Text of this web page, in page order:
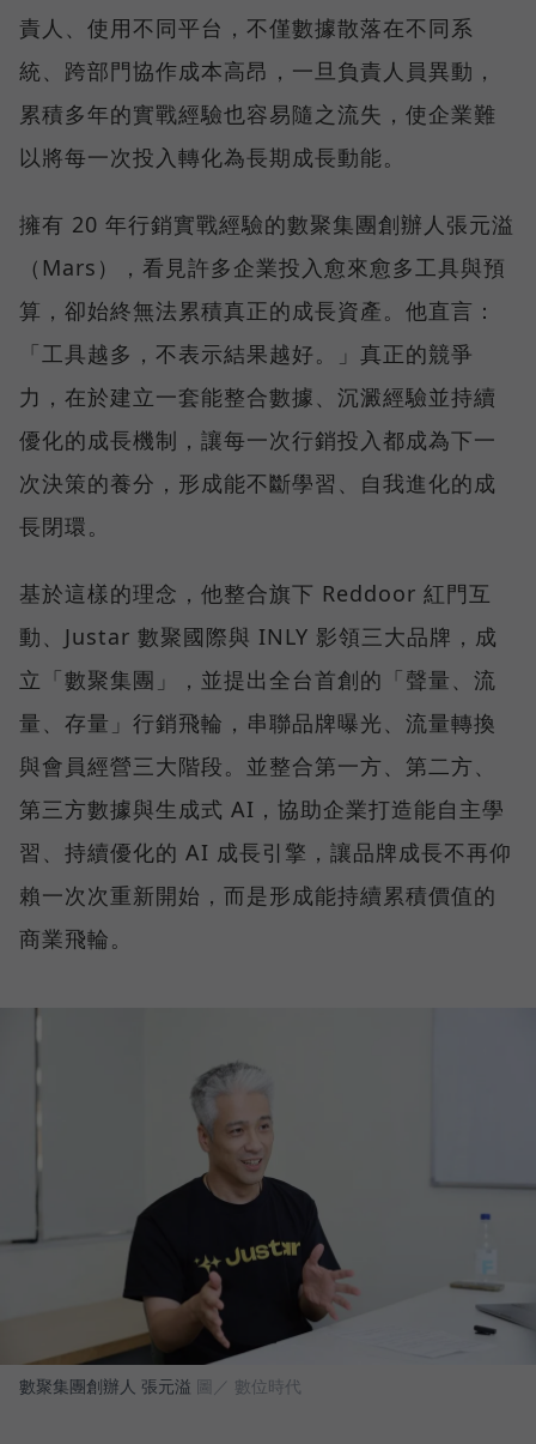
責人、使用不同平台，不僅數據散落在不同系
統、跨部門協作成本高昂，一旦負責人員異動，
累積多年的實戰經驗也容易隨之流失，使企業難
以將每一次投入轉化為長期成長動能。
擁有 20 年行銷實戰經驗的數聚集團創辦人張元溢
（Mars），看見許多企業投入愈來愈多工具與預
算，卻始終無法累積真正的成長資產。他直言：
「工具越多，不表示結果越好。」真正的競爭
力，在於建立一套能整合數據、沉澱經驗並持續
優化的成長機制，讓每一次行銷投入都成為下一
次決策的養分，形成能不斷學習、自我進化的成
長閉環。
基於這樣的理念，他整合旗下 Reddoor 紅門互
動、Justar 數聚國際與 INLY 影領三大品牌，成
立「數聚集團」，並提出全台首創的「聲量、流
量、存量」行銷飛輪，串聯品牌曝光、流量轉換
與會員經營三大階段。並整合第一方、第二方、
第三方數據與生成式 AI，協助企業打造能自主學
習、持續優化的 AI 成長引擎，讓品牌成長不再仰
賴一次次重新開始，而是形成能持續累積價值的
商業飛輪。
數聚集團創辦人 張元溢 圖／ 數位時代